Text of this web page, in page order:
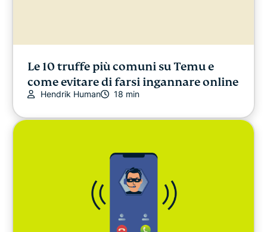
Le 10 truffe più comuni su Temu e
come evitare di farsi ingannare online
Hendrik Human 18 min